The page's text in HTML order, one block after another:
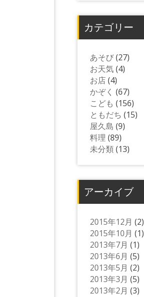
カテゴリー
あそび(27)
お天気(4)
お店(4)
かぞく (67)
こども (156)
ともだち (15)
屋久島 (9)
料理 (89)
未分類(13)
アーカイブ
2015年12月 (2)
2015年10月 (1)
2013年7月 (1)
2013年6月 (5)
2013年5月 (2)
2013年3月 (5)
2013年2月 (3)